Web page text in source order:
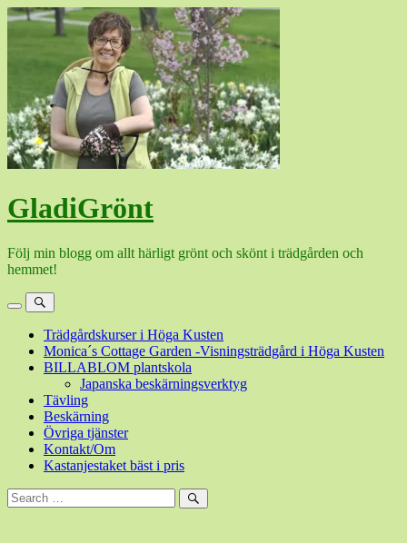
Hoppa
GladiGrönt
Följ min blogg om allt härligt grönt och skönt i trädgården och
hemmet!
MenySök
Trädgårdskurser i Höga Kusten
Monica´s Cottage Garden -Visningsträdgård i Höga Kusten
BILLABLOM plantskola
Japanska beskärningsverktyg
Tävling
Beskärning
Övriga tjänster
Kontakt/Om
Kastanjestaket bäst i pris
Sök
efter:
Sök